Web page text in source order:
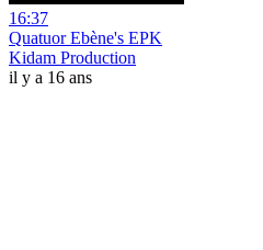
16:37
Quatuor Ebène's EPK
Kidam Production
il y a 16 ans